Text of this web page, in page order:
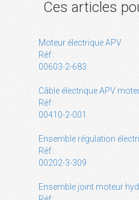
Ces articles
Moteur électrique APV
Réf :
00603-2-683
Câble électrique APV
Réf :
00410-2-001
Ensemble régulation
Réf :
00202-3-309
Ensemble joint moteur